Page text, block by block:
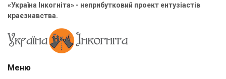
«Україна Інкогніта» - неприбутковий проект ентузіастів
краєзнавства.
Меню